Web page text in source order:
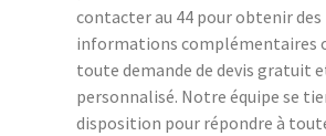
contacter au 44 pour obtenir des
informations complémentaires
toute demande de devis gratuit
personnalisé. Notre équipe se
disposition pour répondre à